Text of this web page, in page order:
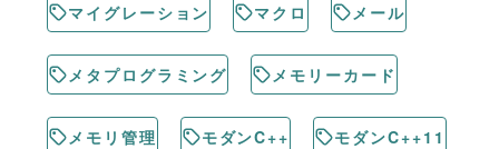
マイグレーション マクロ メール
メタプログラミング メモリーカード
メモリ管理 モダンC++ モダンC++11